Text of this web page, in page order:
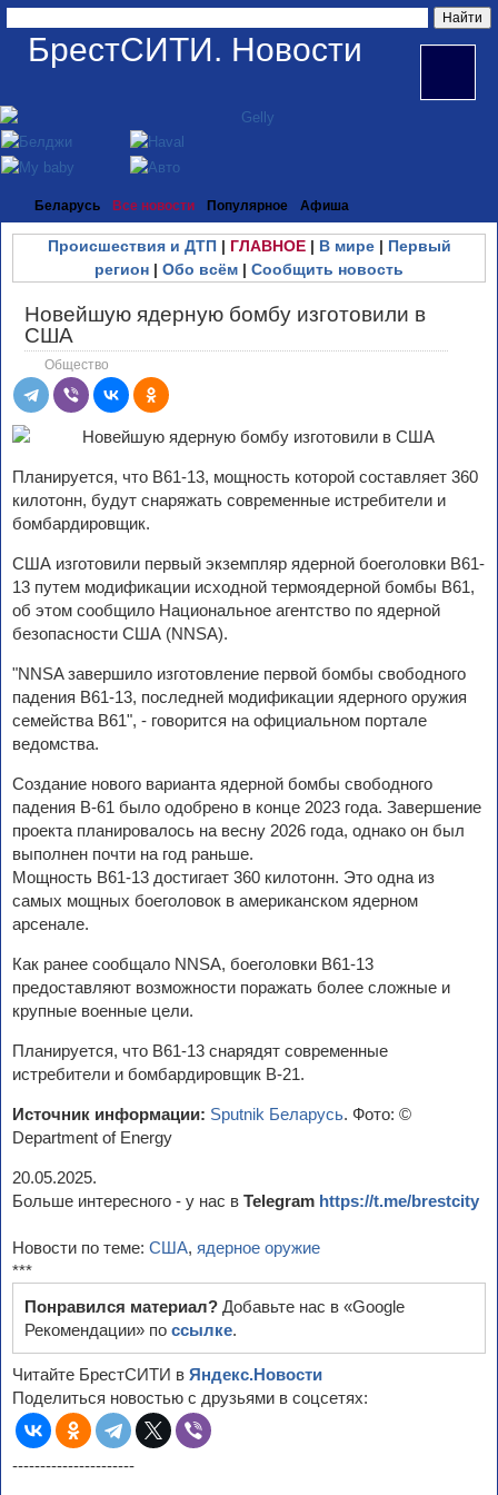
БрестСИТИ. Новости
Беларусь Все новости Популярное Афиша
Происшествия и ДТП| ГЛАВНОЕ| В мире| Первый
регион | Обо всём | Сообщить новость
Новейшую ядерную бомбу изготовили в
США
Общество
Планируется, что B61-13, мощность которой составляет 360
килотонн, будут снаряжать современные истребители и
бомбардировщик.
США изготовили первый экземпляр ядерной боеголовки В61-
13 путем модификации исходной термоядерной бомбы B61,
об этом сообщило Национальное агентство по ядерной
безопасности США (NNSA).
"NNSA завершило изготовление первой бомбы свободного
падения B61-13, последней модификации ядерного оружия
семейства B61", - говорится на официальном портале
ведомства.
Создание нового варианта ядерной бомбы свободного
падения B-61 было одобрено в конце 2023 года. Завершение
проекта планировалось на весну 2026 года, однако он был
выполнен почти на год раньше.
Мощность В61-13 достигает 360 килотонн. Это одна из
самых мощных боеголовок в американском ядерном
арсенале.
Как ранее сообщало NNSA, боеголовки B61-13
предоставляют возможности поражать более сложные и
крупные военные цели.
Планируется, что B61-13 снарядят современные
истребители и бомбардировщик B-21.
Источник информации: Sputnik Беларусь. Фото: ©
Department of Energy
20.05.2025.
Больше интересного - у нас в Telegram https://t.me/brestcity
Новости по теме: США, ядерное оружие
***
Понравился материал? Добавьте нас в «Google
Рекомендации» по ссылке.
Читайте БрестСИТИ в Яндекс.Новости
Поделиться новостью с друзьями в соцсетях:
----------------------